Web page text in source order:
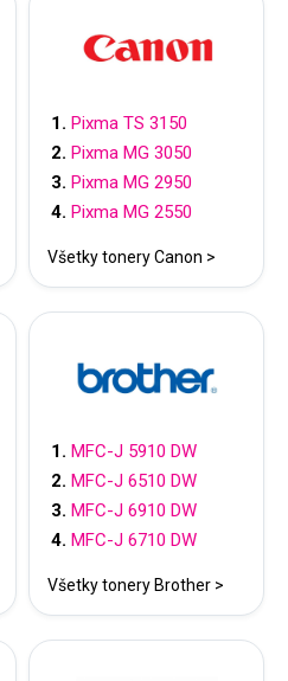
Pixma TS 3150
Pixma MG 3050
Pixma MG 2950
Pixma MG 2550
Všetky tonery Canon >
MFC-J 5910 DW
MFC-J 6510 DW
MFC-J 6910 DW
MFC-J 6710 DW
Všetky tonery Brother >